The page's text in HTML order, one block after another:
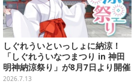
しぐれういといっしょに納涼！
「しぐれういなつまつり in 神田
明神納涼祭り」が8月7日より開催
決定
2026.7.13